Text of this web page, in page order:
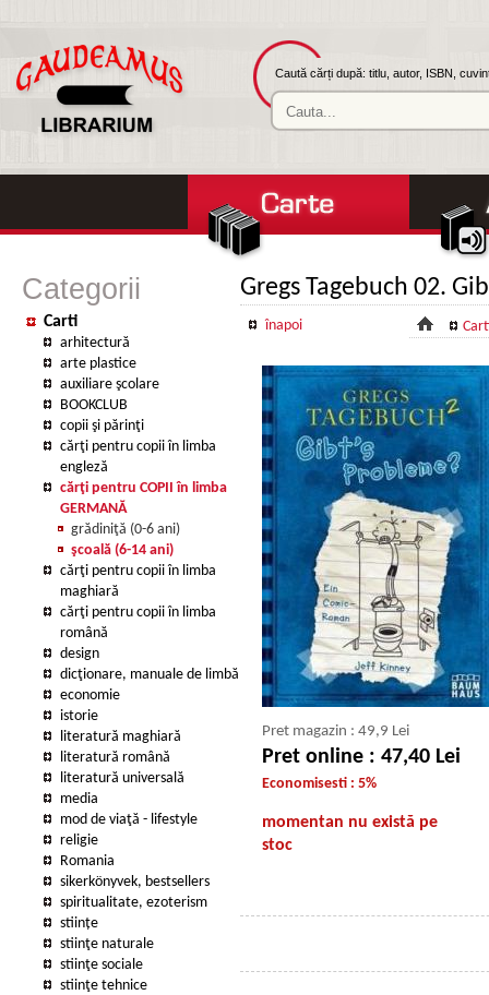
Caută cărți după: titlu, autor, ISBN,
Categorii
Carti
arhitectură
arte plastice
auxiliare şcolare
BOOKCLUB
copii şi părinţi
cărţi pentru copii în limba
engleză
cărţi pentru COPII în limba
GERMANĂ
grădiniţă (0-6 ani)
şcoală (6-14 ani)
cărţi pentru copii în limba
maghiară
cărţi pentru copii în limba
română
design
dicţionare, manuale de limbă
economie
istorie
literatură maghiară
literatură română
literatură universală
media
mod de viaţă - lifestyle
religie
Romania
sikerkönyvek, bestsellers
spiritualitate, ezoterism
stiințe
stiinţe naturale
stiinţe sociale
stiinţe tehnice
Gregs Tagebuch 02.
înapoi
Pret magazin : 49,9 Lei
Pret online : 47,40 Lei
Economisesti : 5%
momentan nu există pe
stoc